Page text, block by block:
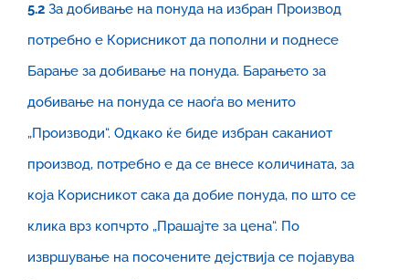
5.2 За добивање на понуда на избран Производ
потребно е Корисникот да пополни и поднесе
Барање за добивање на понуда. Барањето за
добивање на понуда се наоѓа во менито
„Производи“. Одкако ќе биде избран саканиот
производ, потребно е да се внесе количината, за
која Корисникот сака да добие понуда, по што се
клика врз копчрто „Прашајте за цена“. По
извршување на посочените дејствија се појавува